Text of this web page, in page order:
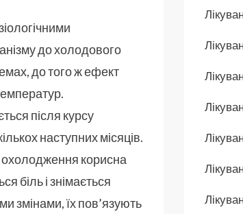
до холодового
до того ж ефект
після курсу
наступних місяців.
охолодження корисна
біль і знімається
змінами, їх пов’язують